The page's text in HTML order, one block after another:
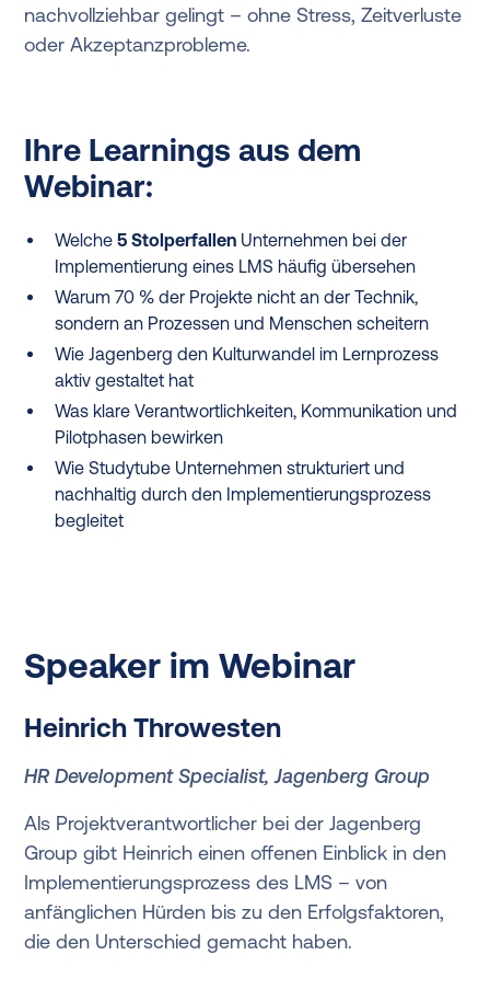
nachvollziehbar gelingt – ohne Stress, Zeitverluste
oder Akzeptanzprobleme.
Ihre Learnings aus dem
Webinar:
Welche5 Stolperfallen Unternehmen bei der
Implementierung eines LMS häufig übersehen
Warum 70 % der Projekte nicht an der Technik,
sondern an Prozessen und Menschen scheitern
Wie Jagenberg den Kulturwandel im Lernprozess
aktiv gestaltet hat
Was klare Verantwortlichkeiten, Kommunikation und
Pilotphasen bewirken
Wie Studytube Unternehmen strukturiert und
nachhaltig durch den Implementierungsprozess
begleitet
Speaker im Webinar
Heinrich Throwesten
HR Development Specialist, Jagenberg Group
Als Projektverantwortlicher bei der Jagenberg
Group gibt Heinrich einen offenen Einblick in den
Implementierungsprozess des LMS – von
anfänglichen Hürden bis zu den Erfolgsfaktoren,
die den Unterschied gemacht haben.